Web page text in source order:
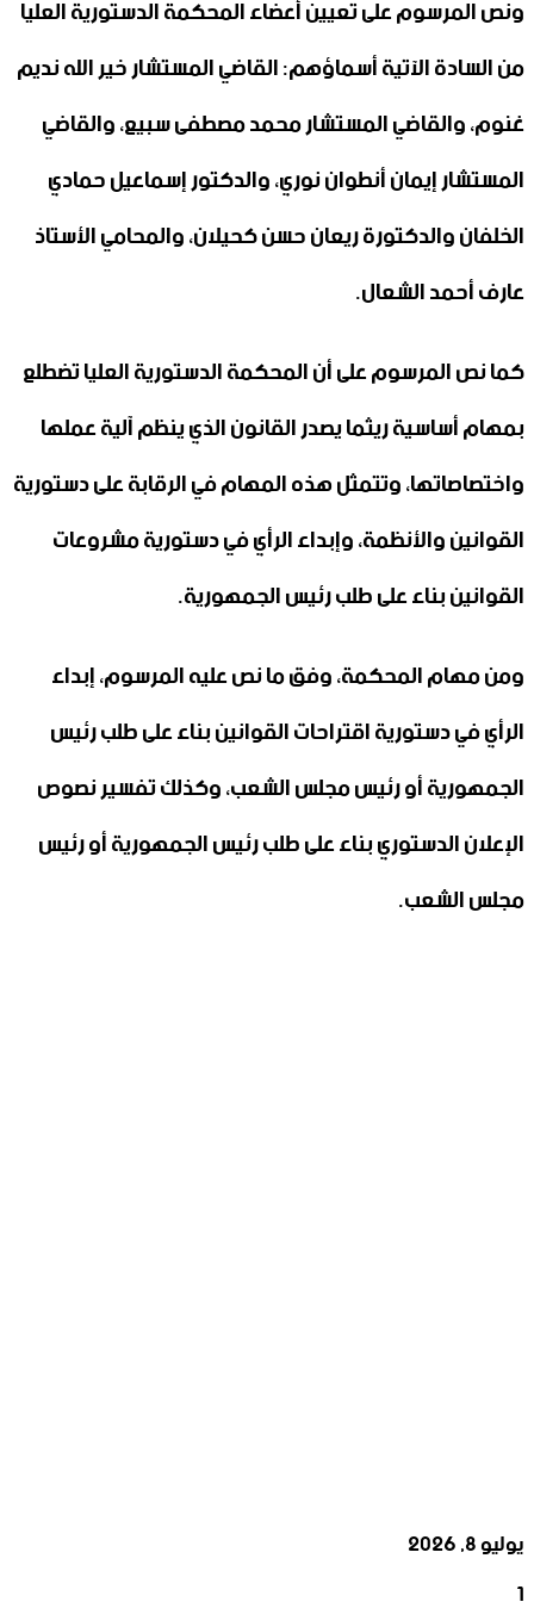
ونص المرسوم على تعيين أعضاء المحكمة الدستورية العليا
من السادة ‏الآتية أسماؤهم: القاضي المستشار خير الله نديم
غنوم، والقاضي المستشار ‏محمد مصطفى سبيع، والقاضي
المستشار إيمان أنطوان نوري، والدكتور ‏إسماعيل حمادي
الخلفان والدكتورة ريعان حسن كحيلان، والمحامي الأستاذ
‏عارف أحمد الشعال.‏
كما نص المرسوم على أن المحكمة الدستورية العليا تضطلع
بمهام أساسية ريثما يصدر القانون الذي ينظم آلية عملها
واختصاصاتها، وتتمثل هذه المهام في الرقابة على دستورية
القوانين والأنظمة، وإبداء الرأي في دستورية مشروعات
القوانين بناء على طلب رئيس الجمهورية.
ومن مهام المحكمة، وفق ما نص عليه المرسوم، إبداء
الرأي في دستورية اقتراحات القوانين بناء على طلب رئيس
الجمهورية أو رئيس مجلس الشعب، وكذلك تفسير نصوص
الإعلان الدستوري بناء على طلب رئيس الجمهورية أو رئيس
مجلس الشعب.
يوليو 8, 2026